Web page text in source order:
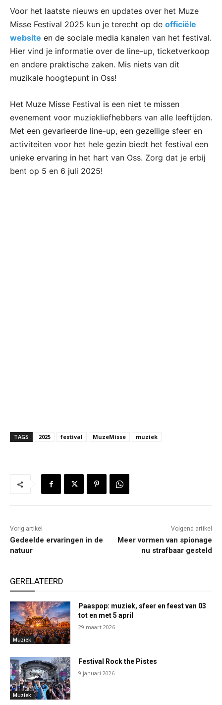
Voor het laatste nieuws en updates over het Muze
Misse Festival 2025 kun je terecht op de officiële
website en de sociale media kanalen van het festival.
Hier vind je informatie over de line-up, ticketverkoop
en andere praktische zaken. Mis niets van dit
muzikale hoogtepunt in Oss!
Het Muze Misse Festival is een niet te missen
evenement voor muziekliefhebbers van alle leeftijden.
Met een gevarieerde line-up, een gezellige sfeer en
activiteiten voor het hele gezin biedt het festival een
unieke ervaring in het hart van Oss. Zorg dat je erbij
bent op 5 en 6 juli 2025!
TAGS 2025 festival MuzeMisse muziek
Vorig artikel
Gedeelde ervaringen in de
natuur
Volgend artikel
Meer vormen van spionage
nu strafbaar gesteld
GERELATEERD
Muziek
Paaspop: muziek, sfeer en feest van 03
tot en met 5 april
29 maart 2026
Muziek
Festival Rock the Pistes
9 januari 2026